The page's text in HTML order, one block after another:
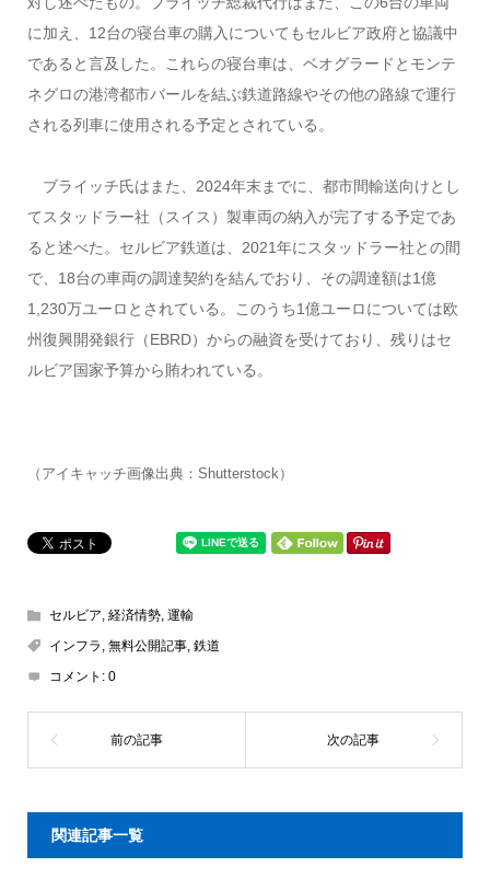
に加え、12台の寝台車の購入についてもセルビア政府と協議中
であると言及した。これらの寝台車は、ベオグラードとモンテ
ネグロの港湾都市バールを結ぶ鉄道路線やその他の路線で運行
される列車に使用される予定とされている。
ブライッチ氏はまた、2024年末までに、都市間輸送向けとし
てスタッドラー社（スイス）製車両の納入が完了する予定であ
ると述べた。セルビア鉄道は、2021年にスタッドラー社との間
で、18台の車両の調達契約を結んでおり、その調達額は1億
1,230万ユーロとされている。このうち1億ユーロについては欧
州復興開発銀行（EBRD）からの融資を受けており、残りはセ
ルビア国家予算から賄われている 。
（アイキャッチ画像出典：Shutterstock）
セルビア 経済情勢, 運輸
インフラ 無料公開記事, 鉄道
コメント: 0
関連記事一覧